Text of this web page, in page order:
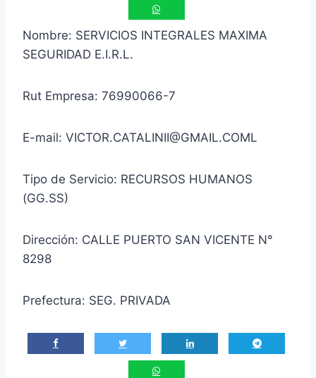
Nombre: SERVICIOS INTEGRALES MAXIMA
SEGURIDAD E.I.R.L.
Rut Empresa: 76990066-7
E-mail: VICTOR.CATALINII@GMAIL.COML
Tipo de Servicio: RECURSOS HUMANOS
(GG.SS)
Dirección: CALLE PUERTO SAN VICENTE N°
8298
Prefectura: SEG. PRIVADA